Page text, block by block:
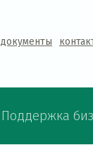
документы
Поддержка